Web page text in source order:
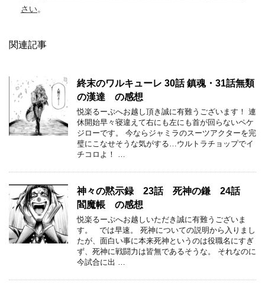
さい。
関連記事
終末のワルキューレ 30話 鎮魂・31話無類
の漢達 の感想
悦楽るーぷへお越し頂き誠に有難うございます！ 連
休開始早々寝違えて右にも左にも首が回らないペケ
ジローです。 今ならジャミラのスーツアクターを完
璧にこなせそうな気がする…ウルトラチョップでイ
チコロよ！ …
神々の黙示録 23話 死神の鎌 24話
閻魔帳 の感想
悦楽るーぷへお越しいただき誠に有難うございま
す。 では早速。 死神についての説明から入りまし
たが、面白い事に本来死神というのは役職名にすぎ
ず、死神に戦闘力は皆無であるそうな。 それなのに
今試合に出 …